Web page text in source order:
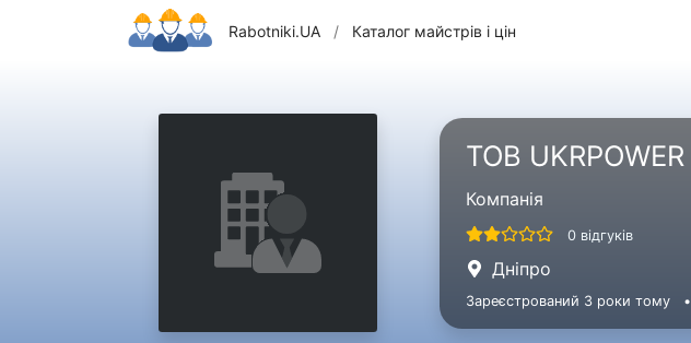
Rabotniki.UA / Каталог майстрів і цін
ТОВ UKRPOWER
Компанія
0 відгуків
Дніпро
Зареєстрований 3 роки тому •